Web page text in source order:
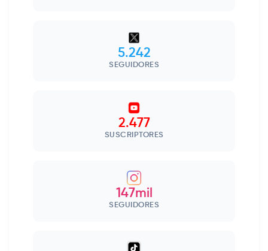
5.242
SEGUIDORES
2.477
SUSCRIPTORES
147mil
SEGUIDORES